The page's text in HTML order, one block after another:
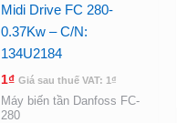
Midi Drive FC 280-
0.37Kw – C/N:
134U2184
1₫ Giá sau thuế VAT: 1 ₫
Máy biến tần Danfoss FC-
280